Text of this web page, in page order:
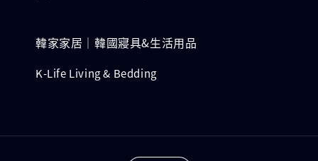
韓家家居｜韓國寢具&生活用品
K-Life Living & Bedding